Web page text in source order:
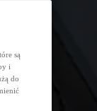
są
i
do